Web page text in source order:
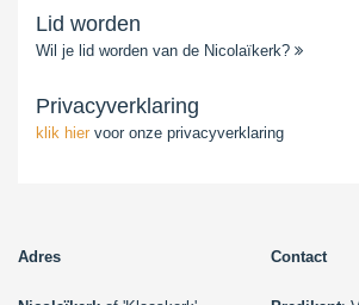
Lid worden
Wil je lid worden van de Nicolaïkerk?
Privacyverklaring
klik hier voor onze privacyverklaring
Adres Contact